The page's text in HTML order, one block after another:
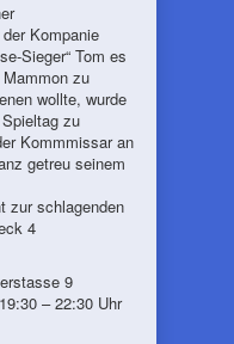
Kompanie
Sieger“ Tom es
zu
wollte, wurde
zu
Kommmissar an
getreu seinem
zur schlagenden
4
9
– 22:30 Uhr